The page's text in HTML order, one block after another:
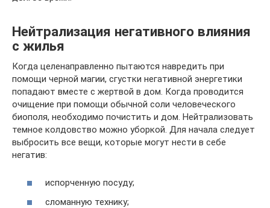
Нейтрализация негативного влияния
с жилья
Когда целенаправленно пытаются навредить при
помощи черной магии, сгустки негативной энергетики
попадают вместе с жертвой в дом. Когда проводится
очищение при помощи обычной соли человеческого
биополя, необходимо почистить и дом. Нейтрализовать
темное колдовство можно уборкой. Для начала следует
выбросить все вещи, которые могут нести в себе
негатив:
испорченную посуду;
сломанную технику;